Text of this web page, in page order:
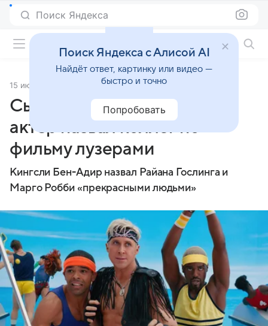
Поиск Яндекса
15 июня 2023 Источник:Газета.Ru
Сыгравший в «Барби» Кена
актер назвал коллег по
фильму лузерами
Кингсли Бен-Адир назвал Райана Гослинга и
Марго Робби «прекрасными людьми»
Поиск Яндекса с Алисой AI
Найдёт ответ, картинку или видео —
быстро и точно
Попробовать